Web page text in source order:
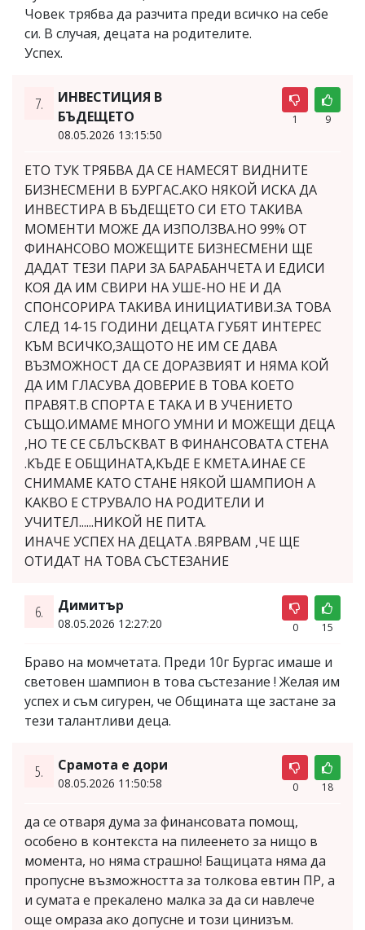
Човек трябва да разчита преди всичко на себе
си. В случая, децата на родителите.
Успех.
7.
ИНВЕСТИЦИЯ В
БЪДЕЩЕТО
08.05.2026 13:15:50
1 9
ЕТО ТУК ТРЯБВА ДА СЕ НАМЕСЯТ ВИДНИТЕ
БИЗНЕСМЕНИ В БУРГАС.АКО НЯКОЙ ИСКА ДА
ИНВЕСТИРА В БЪДЕЩЕТО СИ ЕТО ТАКИВА
МОМЕНТИ МОЖЕ ДА ИЗПОЛЗВА.НО 99% ОТ
ФИНАНСОВО МОЖЕЩИТЕ БИЗНЕСМЕНИ ЩЕ
ДАДАТ ТЕЗИ ПАРИ ЗА БАРАБАНЧЕТА И ЕДИСИ
КОЯ ДА ИМ СВИРИ НА УШЕ-НО НЕ И ДА
СПОНСОРИРА ТАКИВА ИНИЦИАТИВИ.ЗА ТОВА
СЛЕД 14-15 ГОДИНИ ДЕЦАТА ГУБЯТ ИНТЕРЕС
КЪМ ВСИЧКО,ЗАЩОТО НЕ ИМ СЕ ДАВА
ВЪЗМОЖНОСТ ДА СЕ ДОРАЗВИЯТ И НЯМА КОЙ
ДА ИМ ГЛАСУВА ДОВЕРИЕ В ТОВА КОЕТО
ПРАВЯТ.В СПОРТА Е ТАКА И В УЧЕНИЕТО
СЪЩО.ИМАМЕ МНОГО УМНИ И МОЖЕЩИ ДЕЦА
,НО ТЕ СЕ СБЛЪСКВАТ В ФИНАНСОВАТА СТЕНА
.КЪДЕ Е ОБЩИНАТА,КЪДЕ Е КМЕТА.ИНАЕ СЕ
СНИМАМЕ КАТО СТАНЕ НЯКОЙ ШАМПИОН А
КАКВО Е СТРУВАЛО НА РОДИТЕЛИ И
УЧИТЕЛ......НИКОЙ НЕ ПИТА.
ИНАЧЕ УСПЕХ НА ДЕЦАТА .ВЯРВАМ ,ЧЕ ЩЕ
ОТИДАТ НА ТОВА СЪСТЕЗАНИЕ
6. Димитър
08.05.2026 12:27:20 0 15
Браво на момчетата. Преди 10г Бургас имаше и
световен шампион в това състезание ! Желая им
успех и съм сигурен, че Общината ще застане за
тези талантливи деца.
5. Срамота е дори
08.05.2026 11:50:58 0 18
да се отваря дума за финансовата помощ,
особено в контекста на пилеенето за нищо в
момента, но няма страшно! Бащицата няма да
пропусне възможността за толкова евтин ПР, а
и сумата е прекалено малка за да си навлече
още омраза ако допусне и този цинизъм.